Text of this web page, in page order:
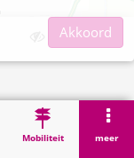
Mobiliteit meer
Akkoord